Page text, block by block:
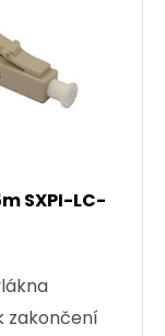
SXPI-LC-
zakončení